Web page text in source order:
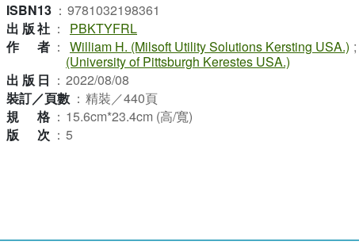
ISBN13 ： 9781032198361
出版社 ：
PBKTYFRL
作者 ： William H. (Milsoft Utility Solutions Kersting USA.) ;
(University of Pittsburgh Kerestes USA.)
出版日 ： 2022/08/08
裝訂／頁數 ： 精裝／440頁
規格 ： 15.6cm*23.4cm (高/寬)
版次 ： 5